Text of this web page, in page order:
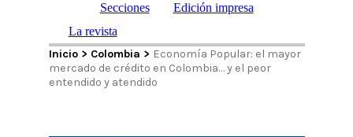
Secciones
Edición impresa
La revista
Inicio > Colombia > Economía Popular: el mayor
mercado de crédito en Colombia… y el peor
entendido y atendido